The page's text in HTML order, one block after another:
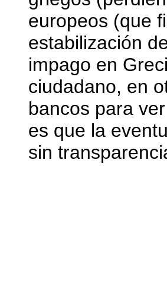
europeos (que
estabilización
impago en
ciudadano, en
bancos para
es que la
sin